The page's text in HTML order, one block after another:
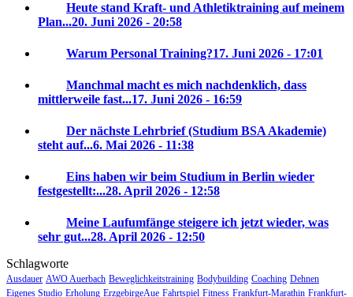
Heute stand Kraft- und Athletiktraining auf meinem
Plan...20. Juni 2026 - 20:58
Warum Personal Training?17. Juni 2026 - 17:01
Manchmal macht es mich nachdenklich, dass
mittlerweile fast...17. Juni 2026 - 16:59
Der nächste Lehrbrief (Studium BSA Akademie)
steht auf...6. Mai 2026 - 11:38
Eins haben wir beim Studium in Berlin wieder
festgestellt:...28. April 2026 - 12:58
Meine Laufumfänge steigere ich jetzt wieder, was
sehr gut...28. April 2026 - 12:50
Schlagworte
Ausdauer AWO Auerbach Beweglichkeitstraining Bodybuilding Coaching Dehnen
Eigenes Studio Erholung ErzgebirgeAue Fahrtspiel Fitness Frankfurt-Marathin Frankfurt-